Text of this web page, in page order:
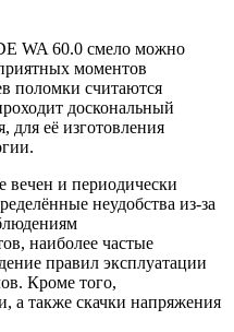
WA 60.0 смело можно
моментов
поломки считаются
доскональный
для её изготовления
вечен и периодически
неудобства из-за
наиболее частые
правил эксплуатации
Кроме того,
а также скачки напряжения